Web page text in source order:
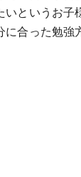
いというお
に合った勉強